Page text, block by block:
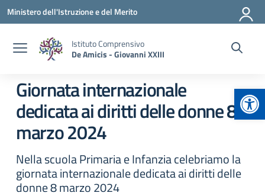
Vai ai contenuti
Vai al menu di navigazione
Vai al footer
Ministero dell'Istruzione e del Merito
Istituto Comprensivo
De Amicis - Giovanni XXIII
Giornata internazionale
dedicata ai diritti delle donne 8
marzo 2024
Nella scuola Primaria e Infanzia celebriamo la
giornata internazionale dedicata ai diritti delle
donne 8 marzo 2024